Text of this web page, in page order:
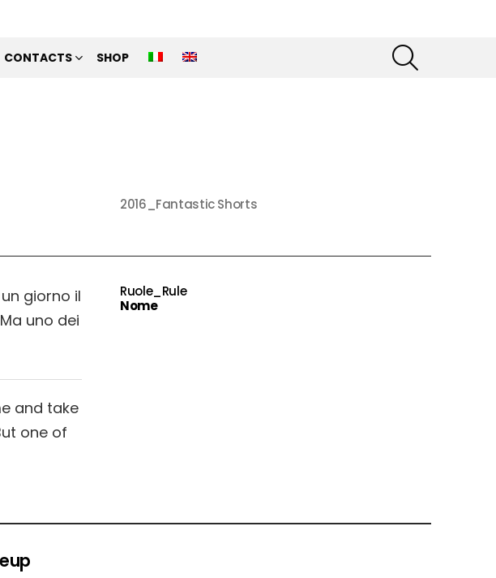
CONTACTS SHOP
2016_Fantastic Shorts
giorno il
uno dei
and take
one of
Ruole_Rule
Nome